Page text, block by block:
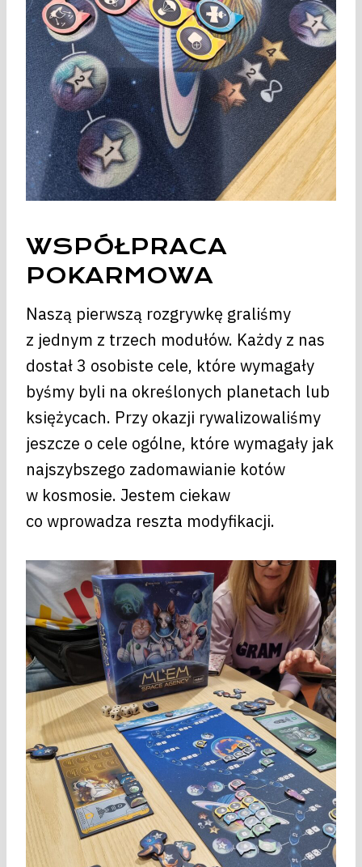
WSPÓŁPRACA
POKARMOWA
Naszą pierwszą rozgrywkę graliśmy
z jednym z trzech modułów. Każdy z nas
dostał 3 osobiste cele, które wymagały
byśmy byli na określonych planetach lub
księżycach. Przy okazji rywalizowaliśmy
jeszcze o cele ogólne, które wymagały jak
najszybszego zadomawianie kotów
w kosmosie. Jestem ciekaw
co wprowadza reszta modyfikacji.